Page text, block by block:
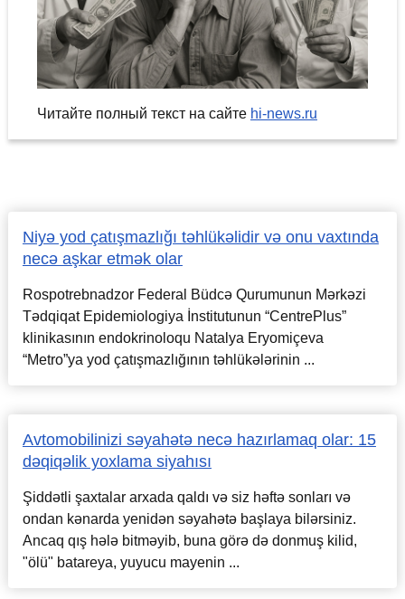
Читайте полный текст на сайте hi-news.ru
Niyə yod çatışmazlığı təhlükəlidir və onu vaxtında
necə aşkar etmək olar
Rospotrebnadzor Federal Büdcə Qurumunun Mərkəzi
Tədqiqat Epidemiologiya İnstitutunun “CentrePlus”
klinikasının endokrinoloqu Natalya Eryomiçeva
“Metro”ya yod çatışmazlığının təhlükələrinin ...
Avtomobilinizi səyahətə necə hazırlamaq olar: 15
dəqiqəlik yoxlama siyahısı
Şiddətli şaxtalar arxada qaldı və siz həftə sonları və
ondan kənarda yenidən səyahətə başlaya bilərsiniz.
Ancaq qış hələ bitməyib, buna görə də donmuş kilid,
"ölü" batareya, yuyucu mayenin ...